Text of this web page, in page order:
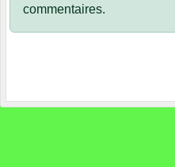
commentaires.